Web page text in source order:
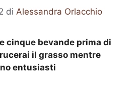
di Alessandra Orlacchio
cinque bevande prima di
il grasso mentre
entusiasti